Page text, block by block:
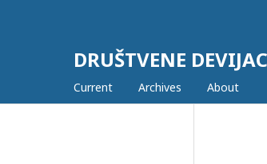
DRUŠTVENE
Current Archives About